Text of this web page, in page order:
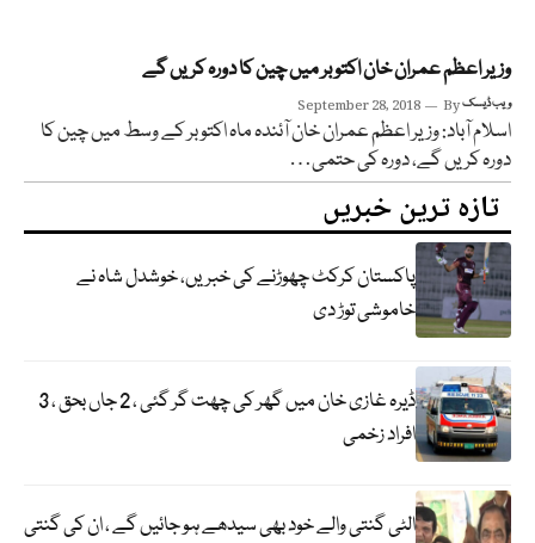
وزیر اعظم عمران خان اکتوبر میں چین کا دورہ کریں گے
September 28, 2018 Byویب ڈیسک
اسلام آباد: وزیر اعظم عمران خان آئندہ ماہ اکتوبر کے وسط میں چین کا
دورہ کریں گے، دورہ کی حتمی…
تازہ ترین خبریں
پاکستان کرکٹ چھوڑنے کی خبریں، خوشدل شاہ نے
خاموشی توڑ دی
ڈیرہ غازی خان میں گھر کی چھت گر گئی ، 2 جاں بحق ، 3
افراد زخمی
الٹی گنتی والے خود بھی سیدھے ہو جائیں گے ، ان کی گنتی